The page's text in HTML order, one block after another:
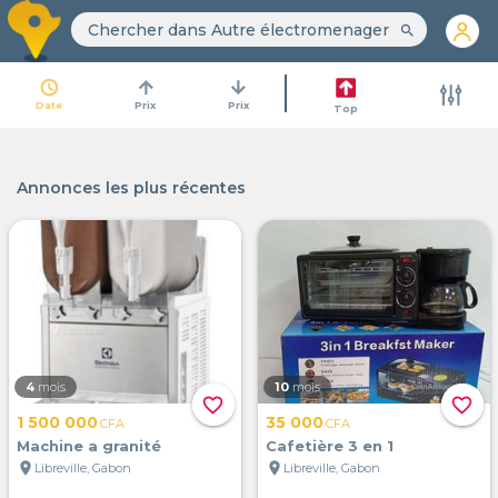
search
access_time
Date
arrow_upward
Prix
arrow_downward
Prix Top
Annonces les plus récentes
favorite_border
4 mois
1 500 000CFA
Machine a granité
location_on Libreville, Gabon
favorite_border
10 mois
35 000CFA
Cafetière 3 en 1
location_on Libreville, Gabon